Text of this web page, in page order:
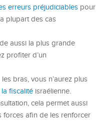
erreurs préjudiciables pour
plupart des cas
aussi la plus grande
profiter d’un
bras, vous n’aurez plus
fiscalité israélienne.
cela permet aussi
forces afin de les renforcer